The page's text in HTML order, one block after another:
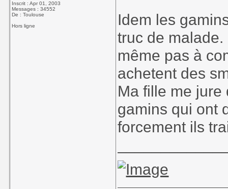
Inscrit : Apr 01, 2003
Messages : 34552
De : Toulouse
Hors ligne
Idem les
truc de
même pas à
achetent des
Ma fille me
gamins qui ont
forcement ils